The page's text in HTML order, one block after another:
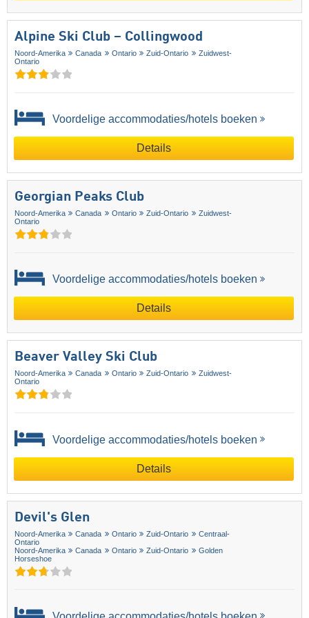
Alpine Ski Club – Collingwood
Noord-Amerika Canada Ontario Zuid-Ontario
Zuidwest-
Ontario
Voordelige accommodaties/hotels boeken
Details
Georgian Peaks Club
Noord-Amerika Canada Ontario Zuid-Ontario
Zuidwest-
Ontario
Voordelige accommodaties/hotels boeken
Details
Beaver Valley Ski Club
Noord-Amerika Canada Ontario Zuid-Ontario
Zuidwest-
Ontario
Voordelige accommodaties/hotels boeken
Details
Devil's Glen
Noord-Amerika Canada Ontario Zuid-Ontario
Centraal-
Ontario
Noord-Amerika
Canada Ontario Zuid-Ontario
Golden
Horseshoe